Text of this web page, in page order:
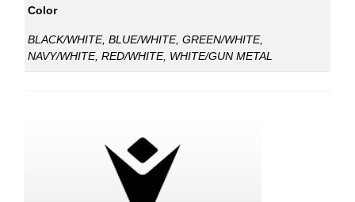
Color
BLACK/WHITE, BLUE/WHITE, GREEN/WHITE,
NAVY/WHITE, RED/WHITE, WHITE/GUN METAL